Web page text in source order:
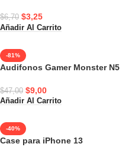
$6,70 $3,25
Añadir Al Carrito
-81%
Audifonos Gamer Monster N5
$47,00 $9,00
Añadir Al Carrito
-40%
Case para iPhone 13